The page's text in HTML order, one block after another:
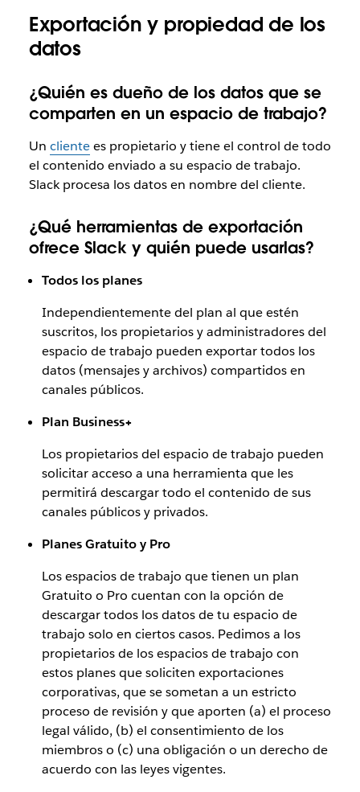
Exportación y propiedad de los
datos
¿Quién es dueño de los datos que se
comparten en un espacio de trabajo?
Un clientees propietario y tiene el control de todo
el contenido enviado a su espacio de trabajo.
Slack procesa los datos en nombre del cliente.
¿Qué herramientas de exportación
ofrece Slack y quién puede usarlas?
Todos los planes
Independientemente del plan al que estén
suscritos, los propietarios y administradores del
espacio de trabajo pueden exportar todos los
datos (mensajes y archivos) compartidos en
canales públicos.
Plan Business+
Los propietarios del espacio de trabajo pueden
solicitar acceso a una herramienta que les
permitirá descargar todo el contenido de sus
canales públicos y privados.
Planes Gratuito y Pro
Los espacios de trabajo que tienen un plan
Gratuito o Pro cuentan con la opción de
descargar todos los datos de tu espacio de
trabajo solo en ciertos casos. Pedimos a los
propietarios de los espacios de trabajo con
estos planes que soliciten exportaciones
corporativas, que se sometan a un estricto
proceso de revisión y que aporten (a) el proceso
legal válido, (b) el consentimiento de los
miembros o (c) una obligación o un derecho de
acuerdo con las leyes vigentes.